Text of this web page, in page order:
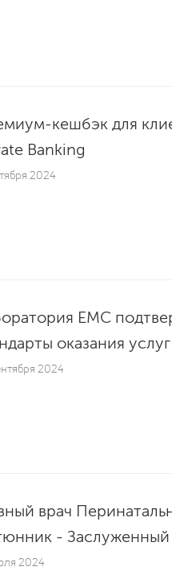
кешбэк для
Banking
2024
EMC
оказания услуг
2024
врач
-
2024